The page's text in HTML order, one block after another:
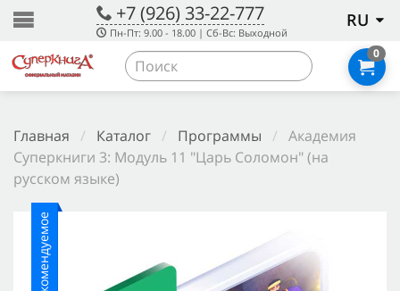
+7 (926) 33-22-777
Пн-Пт: 9.00 - 18.00 | Сб-Вс: Выходной
RU
0
Главная / Каталог / Программы / Академия
Суперкниги 3: Модуль 11 "Царь Соломон" (на
русском языке)
Рекомендуемое